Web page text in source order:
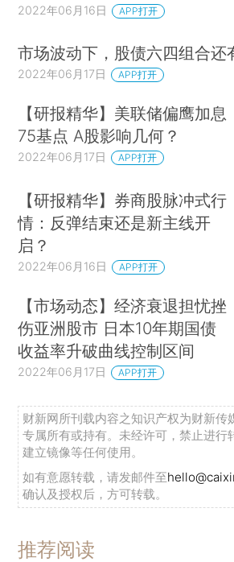
2022年06月16日 APP打开
市场波动下，股债六四组合还
2022年06月17日 APP打开
【研报精华】美联储偏鹰加息
75基点 A股影响几何？
2022年06月17日 APP打开
【研报精华】券商股脉冲式行
情：反弹结束还是新主线开
启？
2022年06月16日 APP打开
【市场动态】经济衰退担忧挫
伤亚洲股市 日本10年期国债
收益率升破曲线控制区间
2022年06月17日 APP打开
财新网所刊载内容之知识产权为财新传
专属所有或持有。未经许可，禁止进行
建立镜像等任何使用。
如有意愿转载，请发邮件至
确认及授权后，方可转载。
推荐阅读